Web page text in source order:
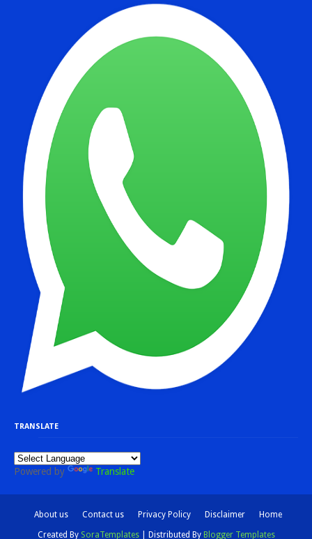
TRANSLATE
Powered by Translate
About us Contact us Privacy Policy Disclaimer Home
Created By SoraTemplates| Distributed By Blogger Templates